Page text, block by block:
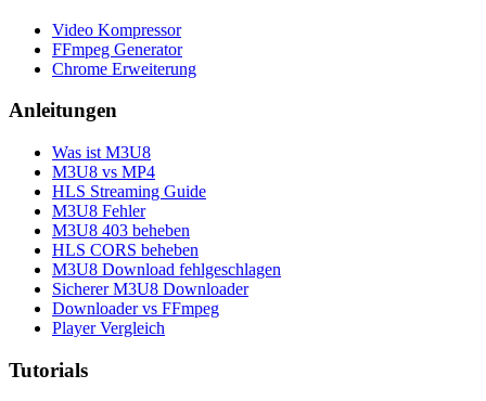
Video Kompressor
FFmpeg Generator
Chrome Erweiterung
Anleitungen
Was ist M3U8
M3U8 vs MP4
HLS Streaming Guide
M3U8 Fehler
M3U8 403 beheben
HLS CORS beheben
M3U8 Download fehlgeschlagen
Sicherer M3U8 Downloader
Downloader vs FFmpeg
Player Vergleich
Tutorials